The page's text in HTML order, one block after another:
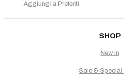
Aggiungi a Preferiti
SHOP
New In
Sale & Special